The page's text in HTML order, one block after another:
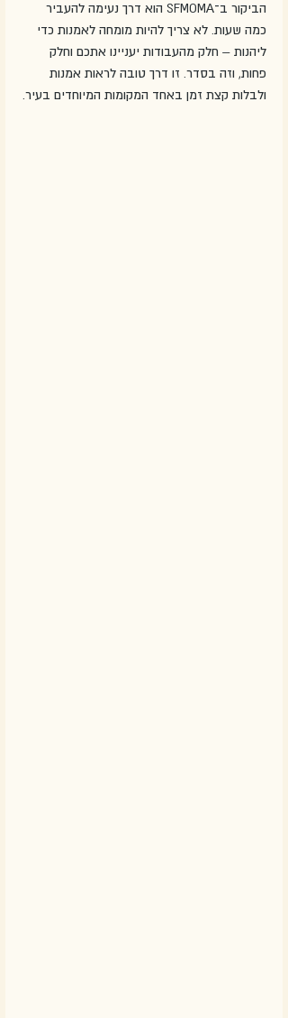
הביקור ב־SFMOMA הוא דרך נעימה להעביר
כמה שעות. לא צריך להיות מומחה לאמנות כדי
ליהנות – חלק מהעבודות יעניינו אתכם וחלק
פחות, וזה בסדר. זו דרך טובה לראות אמנות
ולבלות קצת זמן באחד המקומות המיוחדים בעיר.